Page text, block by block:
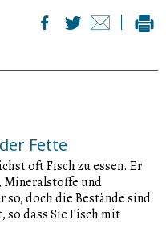
Fette
oft Fisch zu essen. Er
Mineralstoffe und
doch die Bestände sind
dass Sie Fisch mit